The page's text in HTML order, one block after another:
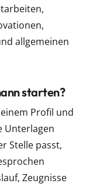
allgemeinen
starten?
Profil und
Unterlagen
Stelle passt,
Zeugnisse